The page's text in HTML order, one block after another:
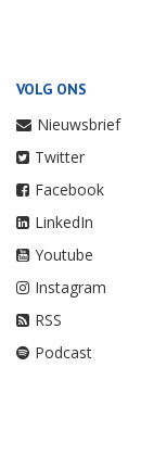
VOLG ONS
Nieuwsbrief
Twitter
Facebook
LinkedIn
Youtube
Instagram
RSS
Podcast